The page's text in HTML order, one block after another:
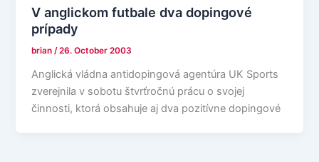
V anglickom futbale dva dopingové
prípady
brian/26. October 2003
Anglická vládna antidopingová agentúra UK Sports
zverejnila v sobotu štvrťročnú prácu o svojej
činnosti, ktorá obsahuje aj dva pozitívne dopingové